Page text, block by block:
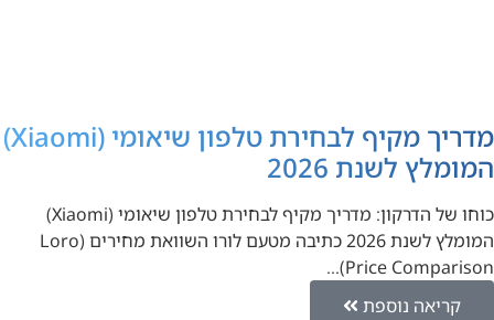
מדריך מקיף לבחירת טלפון שיאומי (Xiaomi)
המומלץ לשנת 2026
כוחו של הדרקון: מדריך מקיף לבחירת טלפון שיאומי (Xiaomi)
המומלץ לשנת 2026 כתיבה מטעם לורו השוואת מחירים (Loro
Price Comparison)…
קריאה נוספת